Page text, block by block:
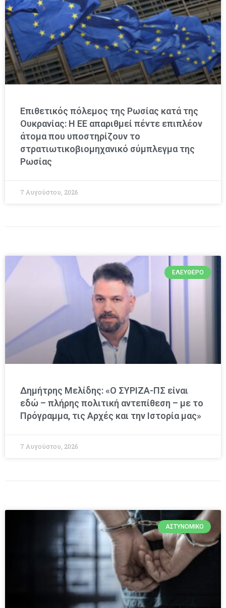
Επιθετικός πόλεμος της Ρωσίας κατά της
Ουκρανίας: Η ΕΕ απαριθμεί πέντε επιπλέον
άτομα που υποστηρίζουν το
στρατιωτικοβιομηχανικό σύμπλεγμα της
Ρωσίας
7 Αυγούστου, 2026
ΕΛΕΎΘΕΡΟ
Δημήτρης Μελίδης: «Ο ΣΥΡΙΖΑ-ΠΣ είναι
εδώ – πλήρης πολιτική αντεπίθεση – με το
Πρόγραμμα, τις Αρχές και την Ιστορία μας»
7 Αυγούστου, 2026
ΑΣΤΥΝΟΜΙΚΌ